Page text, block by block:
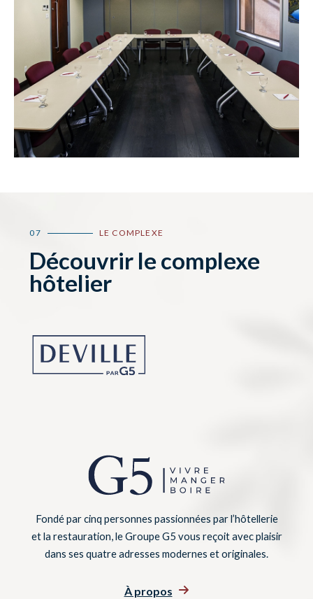
07 LE COMPLEXE
Découvrir le complexe
hôtelier
Fondé par cinq personnes passionnées par l’hôtellerie
et la restauration, le Groupe G5 vous reçoit avec plaisir
dans ses quatre adresses modernes et originales.
À propos